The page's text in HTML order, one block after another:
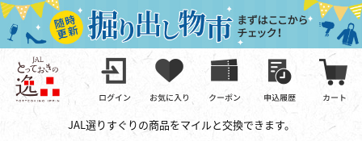
JAL選りすぐりの商品をマイルと交換できます。